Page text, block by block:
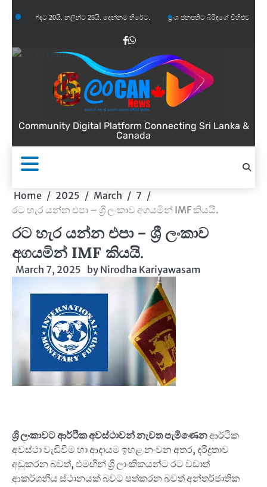
to20යි. නලින්ට 25යි. දෙන්නම හිරේට. ප්‍රංශ ජනපතිට බිරිඳගේ විහිළුවක්. විහිළුවදුරදිග
Facebook
WhatsApp
Community Digital Platform Connecting Sri Lanka &
Canada
Home 2025 March
7
රට හැර යන්න එපා – ශ්‍රී ලංකාව අගයමින් IMF කියයි.
රට හැර යන්න එපා – ශ්‍රී ලංකාව
අගයමින් IMF කියයි.
March 7, 2025 by Nirodha Kariyawasam
ශ්‍රී ලංකාවට ආර්ථික අවස්ථාවන් නැවත පැමිණෙනආර්ථික
අවස්ථා වැඩිවීම හා ආදායම ඉහළ නංවන අතර, දරිද්‍රතාව
අඩුකරන බවත්, එමඟින් ශ්‍රී ලාංකිකයන්ට රට වඩාත්
ආකර්ශනීය ස්ථානයක් බවට පත්කරන බවත් අන්තර්ජාතික